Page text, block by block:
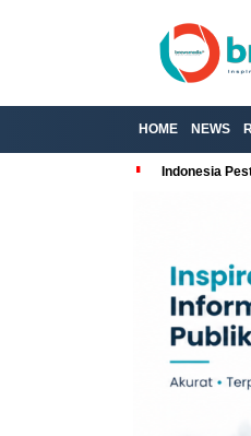
HOME NEWS
Indonesia